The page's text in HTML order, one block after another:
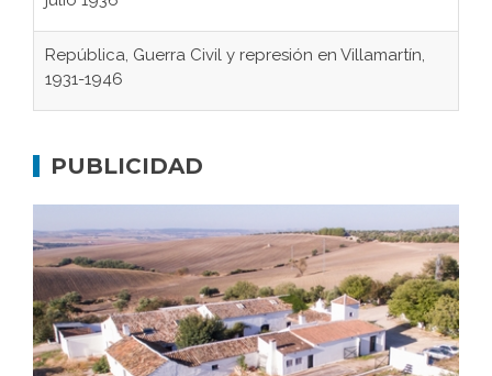
1931-1946
El Frente Popular. Ubrique, febrero-julio 1936
Juntar las letras. La alfabetización en el campo: del
afán de saber a la autogestión
PUBLICIDAD